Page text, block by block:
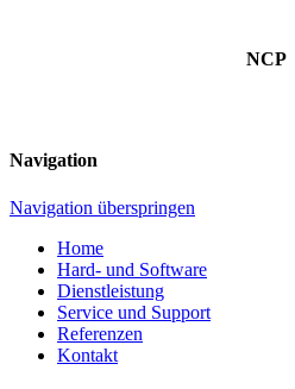
NCP
Navigation
Navigation überspringen
Home
Hard- und Software
Dienstleistung
Service und Support
Referenzen
Kontakt